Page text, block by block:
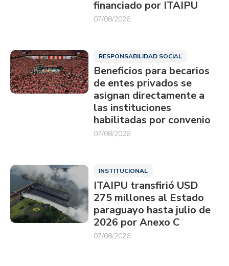
financiado por ITAIPU
07/08/2026
RESPONSABILIDAD SOCIAL
Beneficios para becarios
de entes privados se
asignan directamente a
las instituciones
habilitadas por convenio
07/08/2026
INSTITUCIONAL
ITAIPU transfirió USD
275 millones al Estado
paraguayo hasta julio de
2026 por Anexo C
07/08/2026